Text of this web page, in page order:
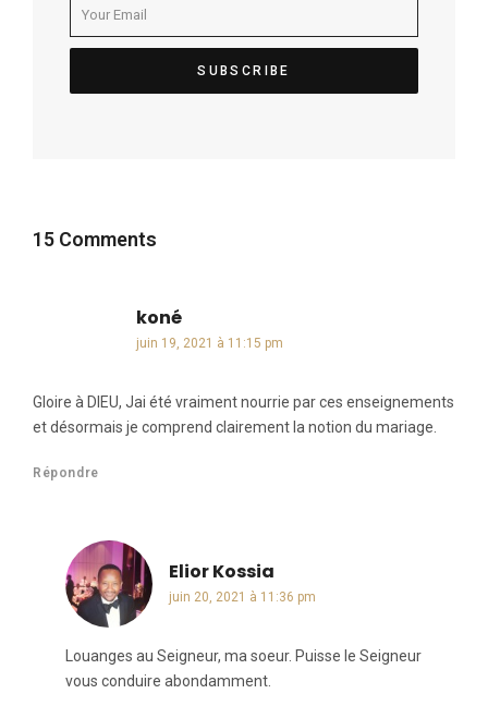
15 Comments
konédit :
juin 19, 2021 à 11:15 pm
Gloire à DIEU, Jai été vraiment nourrie par ces enseignements
et désormais je comprend clairement la notion du mariage.
Répondre
Elior Kossia
juin 20, 2021 à 11:36 pm
Louanges au Seigneur, ma soeur. Puisse le Seigneur
vous conduire abondamment.